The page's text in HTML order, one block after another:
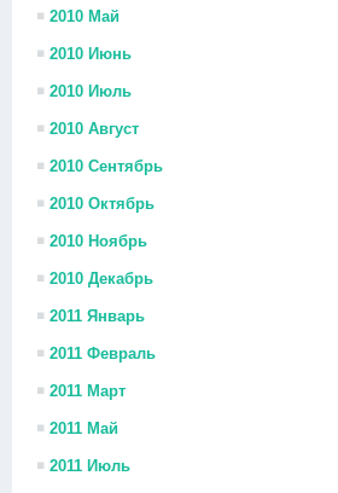
2010 Май
2010 Июнь
2010 Июль
2010 Август
2010 Сентябрь
2010 Октябрь
2010 Ноябрь
2010 Декабрь
2011 Январь
2011 Февраль
2011 Март
2011 Май
2011 Июль